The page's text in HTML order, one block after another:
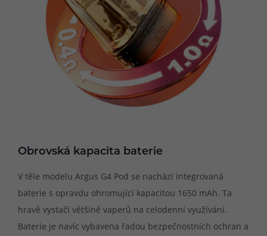
Obrovská kapacita baterie
V těle modelu Argus G4 Pod se nachází integrovaná
baterie s opravdu ohromující kapacitou 1650 mAh. Ta
hravě vystačí většině vaperů na celodenní využívání.
Baterie je navíc vybavena řadou bezpečnostních ochran a